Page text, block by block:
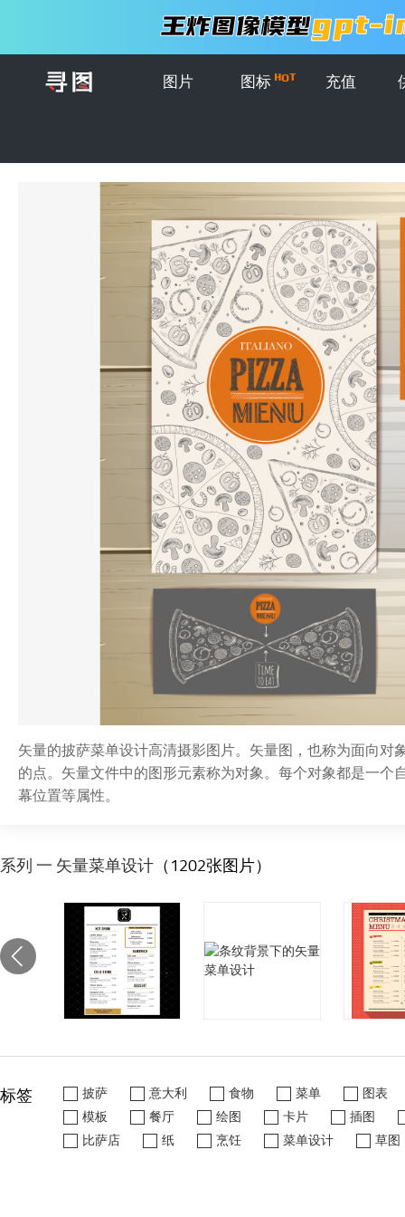
图片 图标 充值
矢量的披萨菜单设计高清摄影图片。矢量图，也称为面向
的点。矢量文件中的图形元素称为对象。每个对象都是一
幕位置等属性。
系列 一 矢量菜单设计 （1202张图片）
标签 披萨 意大利 食物 菜单
图表
模板
餐厅 绘图 卡片
插图
比萨店
纸 烹饪 菜单设计 草图